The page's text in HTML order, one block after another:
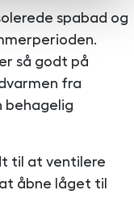
spabad og
så godt på
fra
behagelig
til at ventilere
åbne låget til